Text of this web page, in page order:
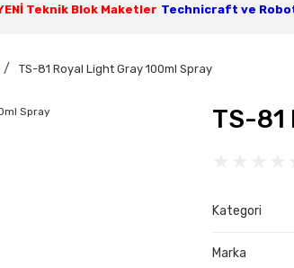
Teknik Blok Maketler Technicraft ve
TS-81 Royal Light Gray 100ml Spray
TS-81
Kategori
Marka